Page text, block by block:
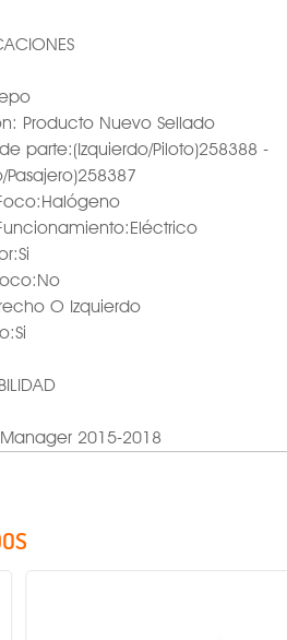
Producto Nuevo Sellado
parte:(Izquierdo/Piloto)258388 -
Pasajero)258387
O Izquierdo
2015-2018